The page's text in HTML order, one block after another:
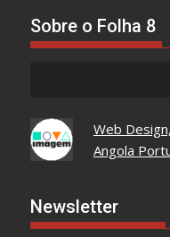
Sobre o Folha 8
Web
Angola
Newsletter